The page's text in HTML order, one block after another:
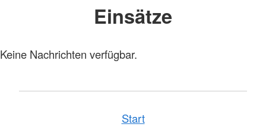
Einsätze
Keine Nachrichten verfügbar.
Start